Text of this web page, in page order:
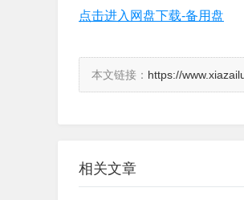
点击进入网盘下载-备用盘
本文链接： https://
相关文章